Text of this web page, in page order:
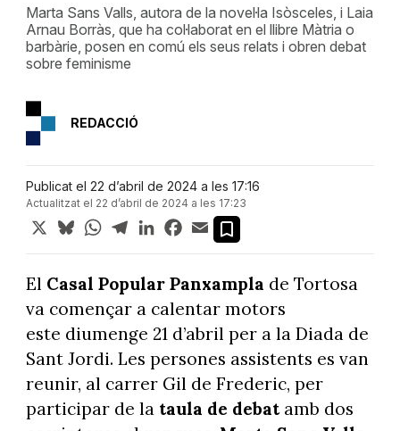
Marta Sans Valls, autora de la novel·la Isòsceles, i Laia
Arnau Borràs, que ha col·laborat en el llibre Màtria o
barbàrie, posen en comú els seus relats i obren debat
sobre feminisme
REDACCIÓ
Publicat el 22 d’abril de 2024 a les 17:16
Actualitzat el 22 d’abril de 2024 a les 17:23
X BlueskyWhatsApp
TelegramLinkedInFacebook
Email
El Casal Popular Panxampla de Tortosa
va començar a calentar motors
este diumenge 21 d’abril per a la Diada de
Sant Jordi. Les persones assistents es van
reunir, al carrer Gil de Frederic, per
participar de la taula de debatamb dos